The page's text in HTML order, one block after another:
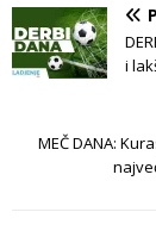
i
MEČ DANA: